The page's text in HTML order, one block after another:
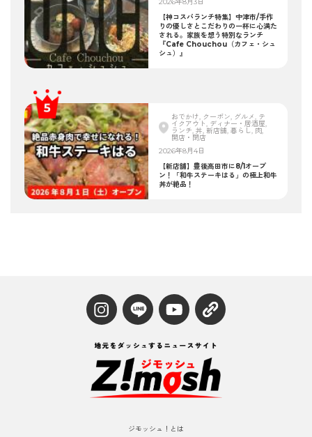
2026年8月3日
【神コスパランチ特集】中津市/手作
りの優しさとこだわりの一杯に心満た
される。家族を想う特別なランチ
『Cafe Chouchou（カフェ・シュ
シュ）』
おでかけ, クーポン, グルメ, テ
イクアウト, ディナー・居酒屋,
ランチ, 丼, 新店舗, 暮らし, 肉,
開店・閉店
2026年8月4日
【新店舗】豊後高田市に8/1オープ
ン！「和牛ステーキはる」の極上和牛
丼が絶品！
ジモッシュ！とは